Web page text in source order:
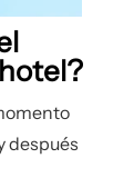
después